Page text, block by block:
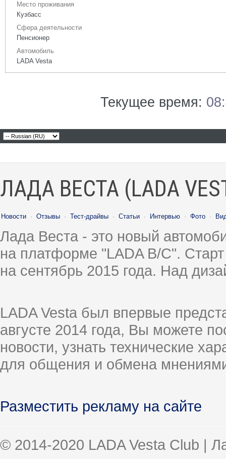
Место проживания
Кузбасс
Сфера деятельности
Пенсионер
Автомобиль
LADA Vesta
Текущее время:
ЛАДА ВЕСТА (LADA
Новости · Отзывы · Тест-драйвы · Статьи · Интервью · Фото ·
Лада Веста - это новый
на платформе "LADA B/C".
на сентябрь 2015 года. Над
LADA Vesta был впервые
августе 2014 года, Вы можете
новости, узнать технические
для общения и обмена
Разместить рекламу на сайте
© 2014-2020 LADA Vesta Club |